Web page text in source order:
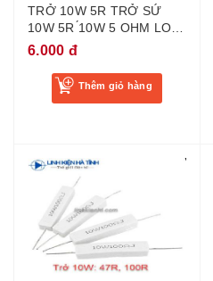
TRỞ 10W 5R TRỞ SỨ
10W 5R ́10W 5 OHM LOẠI
TỐT
6.000 đ
Thêm giỏ hàng